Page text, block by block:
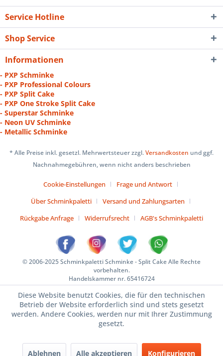
Service Hotline
Shop Service
Informationen
- PXP Schminke
- PXP Professional Colours
- PXP Split Cake
- PXP One Stroke Split Cake
- Superstar Schminke
- Neon UV Schminke
- Metallic Schminke
* Alle Preise inkl. gesetzl. Mehrwertsteuer zzgl.Versandkosten und ggf.
Nachnahmegebühren, wenn nicht anders beschrieben
Cookie-Einstellungen
Frage und Antwort
Über Schminkpaletti
Versand und Zahlungsarten
Rückgabe Anfrage
Widerrufsrecht AGB's Schminkpaletti
© 2006-2025 Schminkpaletti Schminke - Split Cake Alle Rechte
vorbehalten.
Handelskammer nr. 65416724
Diese Website benutzt Cookies, die für den technischen
Betrieb der Website erforderlich sind und stets gesetzt
werden. Andere Cookies, werden nur mit Ihrer Zustimmung
gesetzt.
Ablehnen Alle akzeptieren Konfigurieren